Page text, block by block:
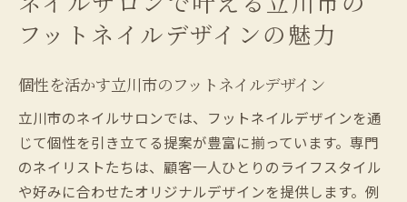
フットネイルデザインの魅力
個性を活かす立川市のフットネイルデザイン
立川市のネイルサロンでは、フットネイルデザインを通
じて個性を引き立てる提案が豊富に揃っています。専門
のネイリストたちは、顧客一人ひとりのライフスタイル
や好みに合わせたオリジナルデザインを提供します。例